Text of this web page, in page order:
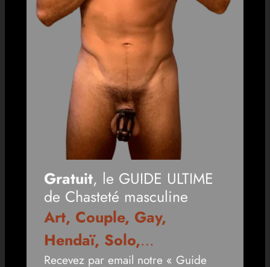
Gratuit, le GUIDE ULTIME
de Chasteté masculine
Art, Couple, Gay,
Hendaï, Solo,…
Recevez par email notre « Guide